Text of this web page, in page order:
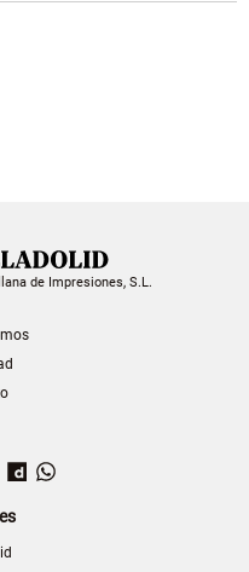
de Impresiones, S.L.
YouTubeDailymotion